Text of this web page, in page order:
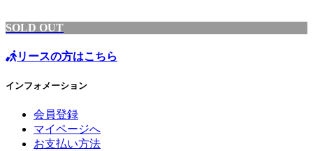
SOLD OUT
リースの方はこちら
インフォメーション
会員登録
マイページへ
お支払い方法